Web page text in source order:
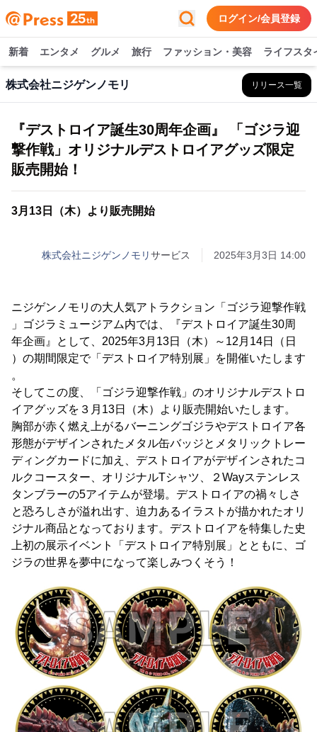
ログイン/会員登録
新着 エンタメ グルメ 旅行 ファッション・美容 ライフスタ
株式会社ニジゲンノモリ リリース一覧
『デストロイア誕生30周年企画』 「ゴジラ迎
撃作戦」オリジナルデストロイアグッズ限定
販売開始！
3月13日（木）より販売開始
株式会社ニジゲンノモリサービス 2025年3月3日 14:00
ニジゲンノモリの大人気アトラクション「ゴジラ迎撃作戦
」ゴジラミュージアム内では、『デストロイア誕生30周
年企画』として、2025年3月13日（木）～12月14日（日
）の期間限定で「デストロイア特別展」を開催いたします
。
そしてこの度、「ゴジラ迎撃作戦」のオリジナルデストロ
イアグッズを３月13日（木）より販売開始いたします。
胸部が赤く燃え上がるバーニングゴジラやデストロイア各
形態がデザインされたメタル缶バッジとメタリックトレー
ディングカードに加え、デストロイアがデザインされたコ
ルクコースター、オリジナルTシャツ、２Wayステンレス
タンブラーの5アイテムが登場。デストロイアの禍々しさ
と恐ろしさが溢れ出す、迫力あるイラストが描かれたオリ
ジナル商品となっております。デストロイアを特集した史
上初の展示イベント「デストロイア特別展」とともに、ゴ
ジラの世界を夢中になって楽しみつくそう！